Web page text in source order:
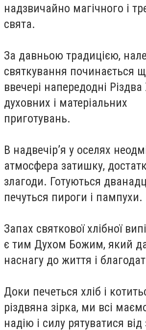
надзвичайно магічного і
свята.
За давньою традицією,
святкування починається
ввечері напередодні
духовних і матеріальних
приготувань.
В надвечір’я у оселях
атмосфера затишку,
злагоди. Готуються
печуться пироги і пампухи.
Запах святкової хлібної
є тим Духом Божим, який
наснагу до життя і
Доки печеться хліб і
різдвяна зірка, ми всі
надію і силу рятуватися